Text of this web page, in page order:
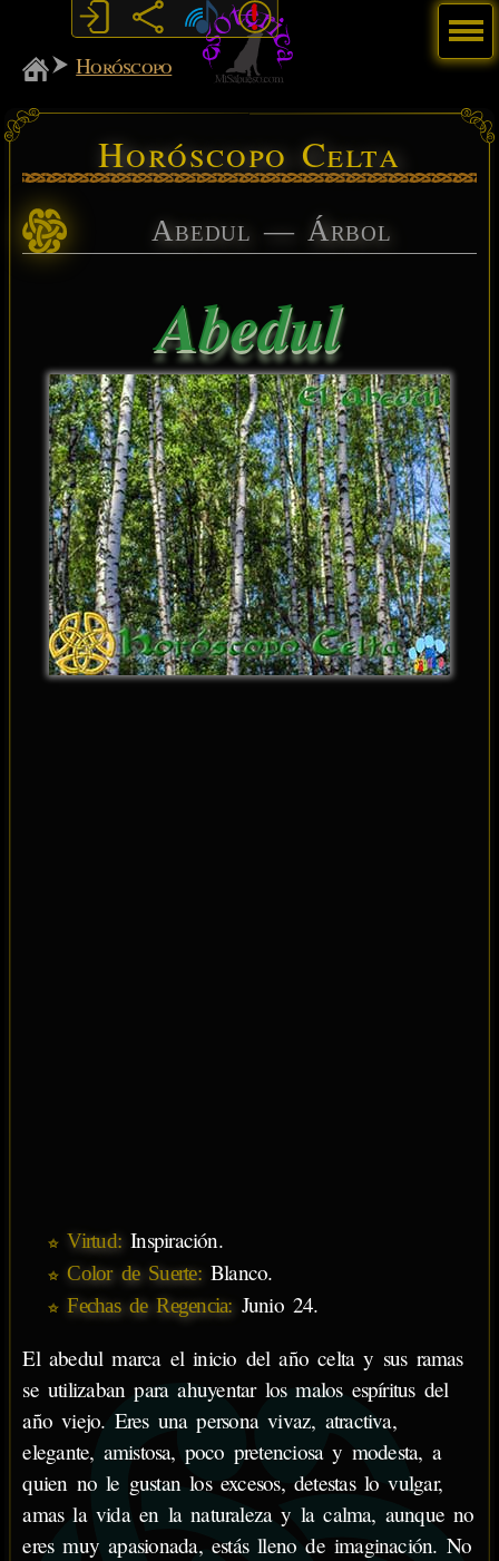
MiSabueso
Horóscopo
Horóscopo Celta
Abedul — Árbol
Abedul
Virtud: Inspiración.
Color de Suerte:Blanco.
Fechas de Regencia: Junio 24.
El abedul marca el inicio del año celta y sus ramas
se utilizaban para ahuyentar los malos espíritus del
año viejo. Eres una persona vivaz, atractiva,
elegante, amistosa, poco pretenciosa y modesta, a
quien no le gustan los excesos, detestas lo vulgar,
amas la vida en la naturaleza y la calma, aunque no
eres muy apasionada, estás lleno de imaginación. No
Menú